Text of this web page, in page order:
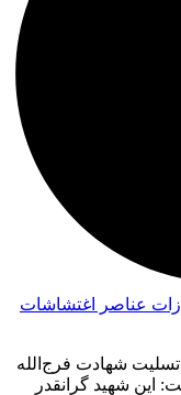
عناصر اغتشاشات